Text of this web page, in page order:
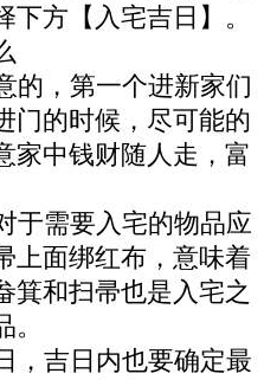
方【入宅吉日】。
的，第一个进新家们
门的时候，尽可能的
家中钱财随人走，富
于需要入宅的物品应
上面绑红布，意味着
箕和扫帚也是入宅之
，吉日内也要确定最